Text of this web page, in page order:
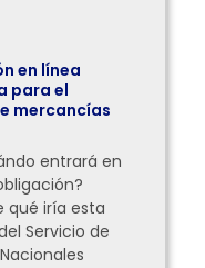
en línea
para el
mercancías
entrará en
qué iría esta
Servicio de